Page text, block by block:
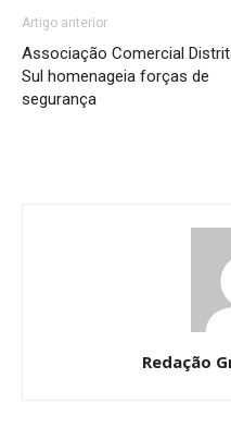
Artigo anterior
Associação Comercial
Sul homenageia forças de
segurança
Redação